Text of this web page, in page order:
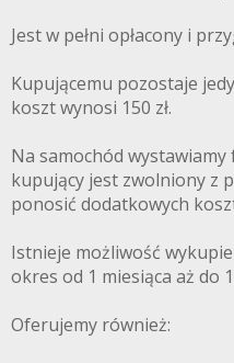
Jest w pełni opłacony i
Kupującemu pozostaje
koszt wynosi 150 zł.
Na samochód
kupujący jest zwolniony z
ponosić dodatkowych
Istnieje możliwość
okres od 1 miesiąca aż do
Oferujemy również: